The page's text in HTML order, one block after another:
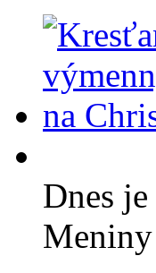
Dnes je